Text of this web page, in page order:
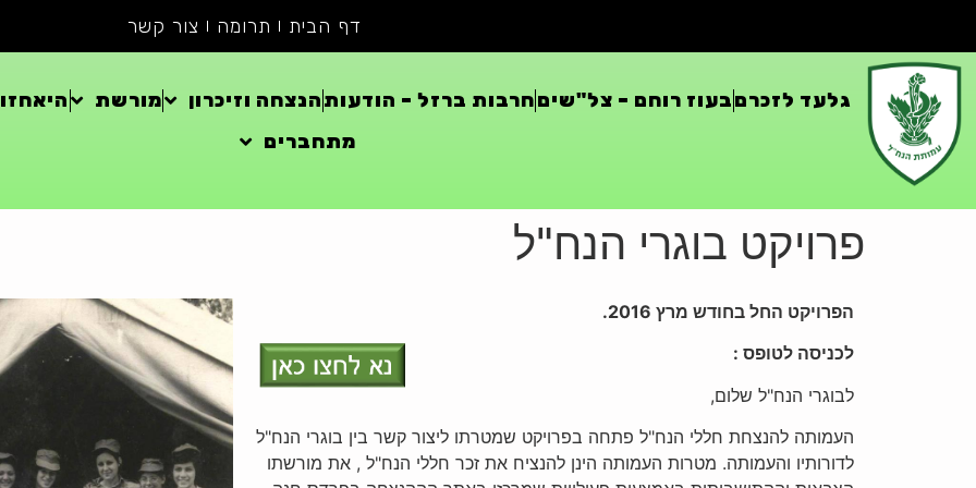
דף הבית תרומה צור קשר
גלעד לזכרםבעוז רוחם – צל"שיםחרבות ברזל – הודעותהנצחה וזיכרון מורשת
מתחברים
פרויקט בוגרי הנח"ל
הפרויקט החל בחודש מרץ 2016.
לכניסה לטופס :
לבוגרי הנח"ל שלום,
העמותה להנצחת חללי הנח"ל פתחה בפרויקט שמטרתו ליצור קשר בין בוגרי הנח"ל
לדורותיו והעמותה. מטרות העמותה הינן להנציח את זכר חללי הנח"ל , את מורשתו